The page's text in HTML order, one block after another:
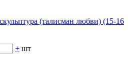
(талисман любви) (15-16
+ шт